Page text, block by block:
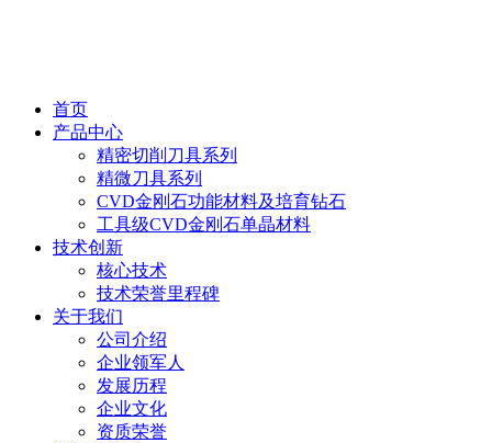
首页
产品中心
精密切削刀具系列
精微刀具系列
CVD金刚石功能材料及培育钻石
工具级CVD金刚石单晶材料
技术创新
核心技术
技术荣誉里程碑
关于我们
公司介绍
企业领军人
发展历程
企业文化
资质荣誉